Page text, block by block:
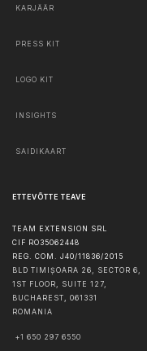
KARJÄÄR
PRESS KIT
LOGO KIT
INSIGHTS
SAIDIKAART
ETTEVÕTTE TEAVE
TEAM EXTENSION SRL
CIF RO35062448
REG. COM. J40/11836/2015
BLD TIMIȘOARA 26, SECTOR 6,
1ST FLOOR, SUITE 127,
BUCHAREST, 061331
ROMANIA
+1 650 297 6550